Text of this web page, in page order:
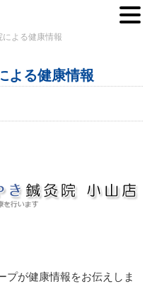
よる健康情報
よる健康情報
プが健康情報をお伝えしま